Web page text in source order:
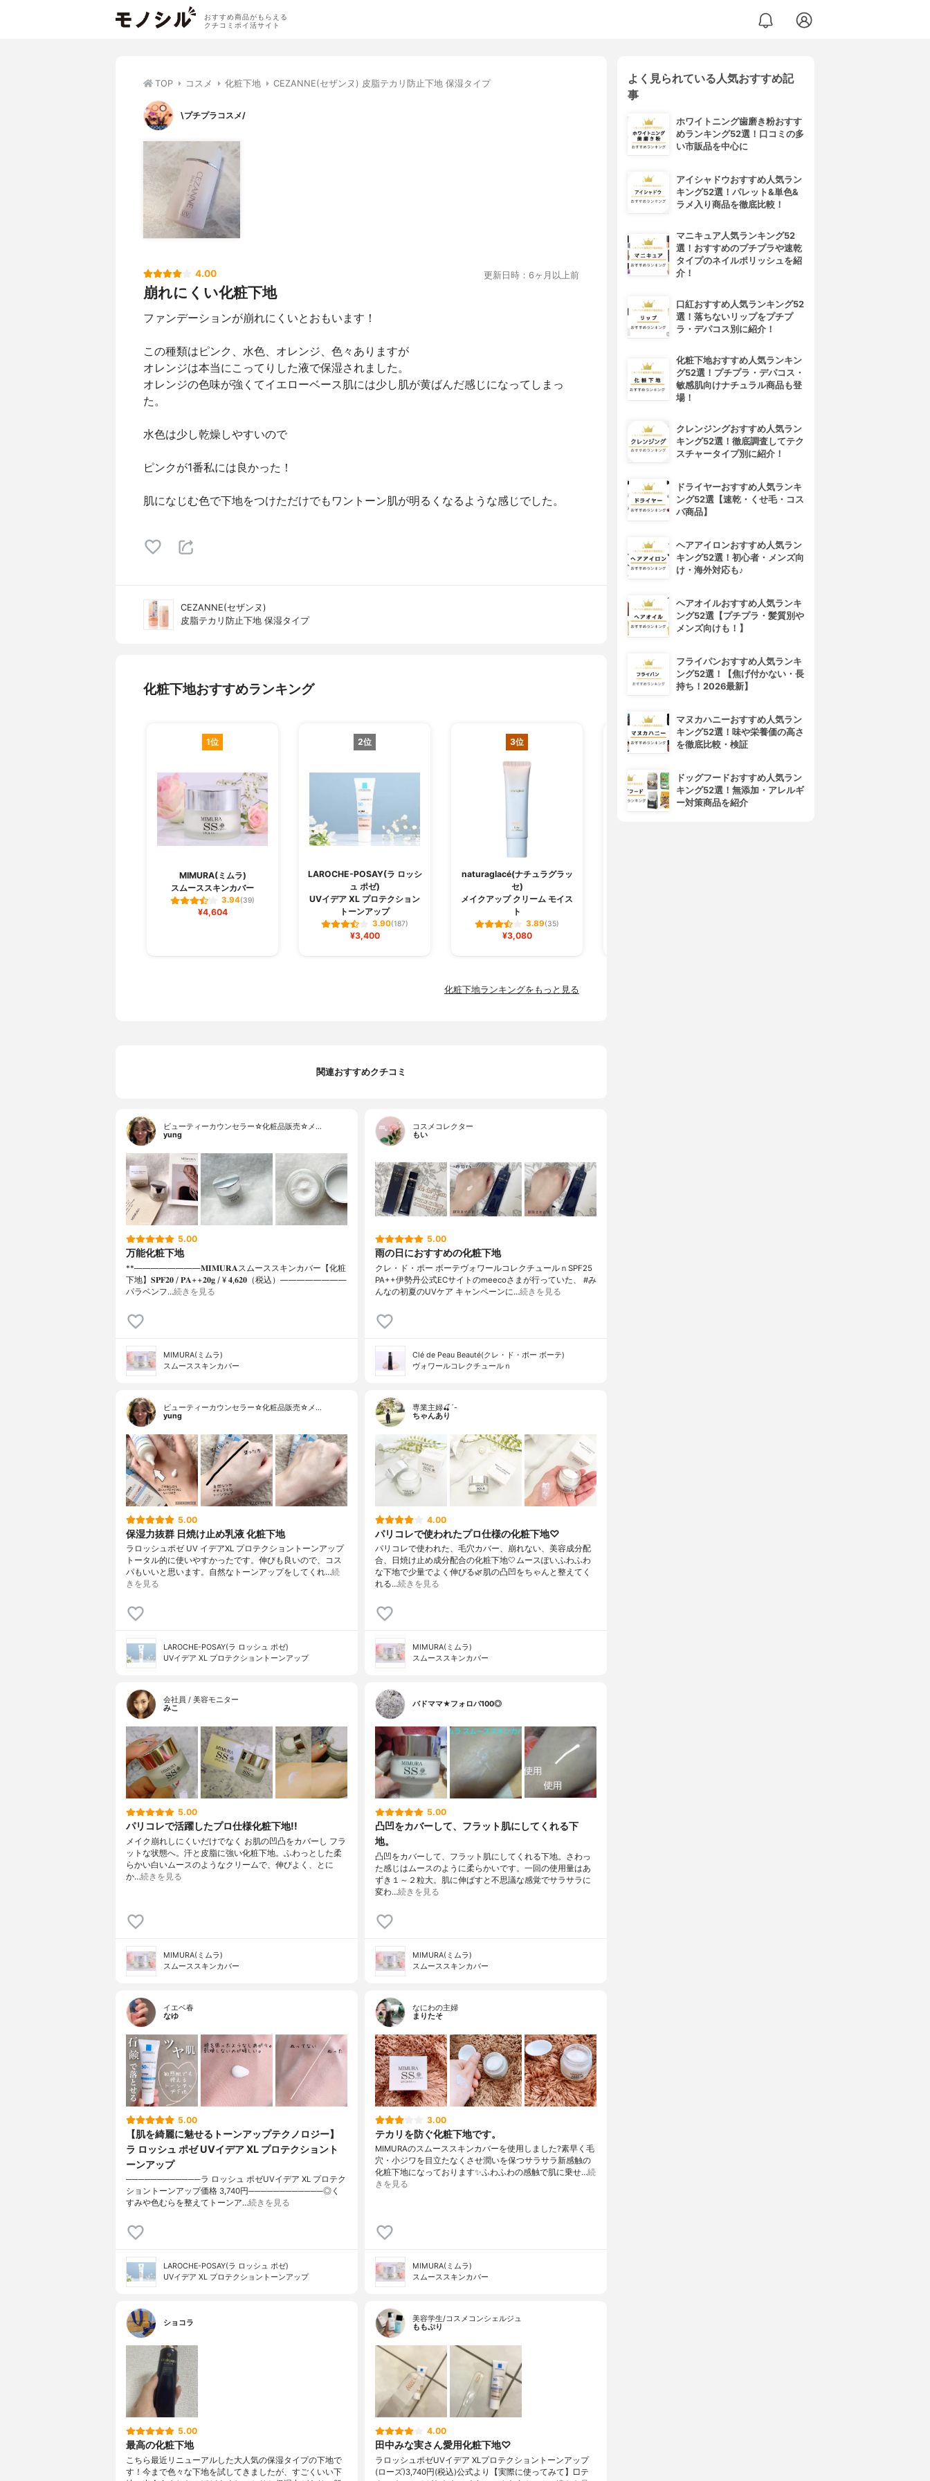
おすすめ商品がもらえる
クチコミポイ活サイト
TOP コスメ 化粧下地 CEZANNE(セザンヌ) 皮脂テカリ防止下地 保湿タイプ
\プチプラコスメ/
4.00 更新日時：6ヶ月以上前
崩れにくい化粧下地
ファンデーションが崩れにくいとおもいます！
この種類はピンク、水色、オレンジ、色々ありますが
オレンジは本当にこってりした液で保湿されました。
オレンジの色味が強くてイエローベース肌には少し肌が黄ばんだ感じになってしまっ
た。
水色は少し乾燥しやすいので
ピンクが1番私には良かった！
肌になじむ色で下地をつけただけでもワントーン肌が明るくなるような感じでした。
CEZANNE(セザンヌ)
皮脂テカリ防止下地 保湿タイプ
化粧下地おすすめランキング
1位
MIMURA(ミムラ)
スムーススキンカバー
3.94(39)
¥4,604
2位
LAROCHE-POSAY(ラ ロッシ
ュ ポゼ)
UVイデア XL プロテクション
トーンアップ
3.90(187)
¥3,400
3位
naturaglacé(ナチュラグラッ
セ)
メイクアップ クリーム モイス
ト
3.89(35)
¥3,080
4位
化粧下地ランキングをもっと見る
関連おすすめクチコミ
ビューティーカウンセラー☆化粧品販売☆メ…
yung
5.00
万能化粧下地
**⁡⁡⁡————————⁡𝐌𝐈𝐌𝐔𝐑𝐀スムーススキンカバー【化粧
下地】𝐒𝐏𝐅𝟐𝟎 / 𝐏𝐀++⁡𝟐𝟎𝐠 / ¥ 𝟒,𝟔𝟐𝟎（税込）⁡————————
パラベンフ…続きを見る
MIMURA(ミムラ)
スムーススキンカバー
コスメコレクター
もい
5.00
雨の日におすすめの化粧下地
クレ・ド・ポー ボーテヴォワールコレクチュールｎSPF25
PA++伊勢丹公式ECサイトのmeecoさまが行っていた、 #み
んなの初夏のUVケア キャンペーンに…続きを見る
Clé de Peau Beauté(クレ・ド・ポー ボーテ)
ヴォワールコレクチュールｎ
ビューティーカウンセラー☆化粧品販売☆メ…
yung
5.00
保湿力抜群 日焼け止め乳液 化粧下地
ラロッシュポゼ UV イデアXL プロテクショントーンアップ
トータル的に使いやすかったです。伸びも良いので、コス
パもいいと思います。自然なトーンアップをしてくれ…続
きを見る
LAROCHE-POSAY(ラ ロッシュ ポゼ)
UVイデア XL プロテクショントーンアップ
専業主婦🍒´-
ちゃんあり
4.00
パリコレで使われたプロ仕様の化粧下地♡
パリコレで使われた、毛穴カバー、崩れない、美容成分配
合、日焼け止め成分配合の化粧下地🤍ムースぽいふわふわ
な下地で少量でよく伸びる🌿肌の凸凹をちゃんと整えてく
れる…続きを見る
MIMURA(ミムラ)
スムーススキンカバー
会社員 / 美容モニター
みこ
5.00
パリコレで活躍したプロ仕様化粧下地!!
メイク崩れしにくいだけでなく お肌の凹凸をカバーし フラ
ットな状態へ。汗と皮脂に強い化粧下地。ふわっとした柔
らかい白いムースのようなクリームで、伸びよく、とに
か…続きを見る
MIMURA(ミムラ)
スムーススキンカバー
バドママ★フォロバ100◎
5.00
凸凹をカバーして、フラット肌にしてくれる下
地。
凸凹をカバーして、フラット肌にしてくれる下地。さわっ
た感じはムースのように柔らかいです。一回の使用量はあ
ずき１～２粒大。肌に伸ばすと不思議な感覚でサラサラに
変わ…続きを見る
MIMURA(ミムラ)
スムーススキンカバー
イエベ春
なゆ
5.00
【肌を綺麗に魅せるトーンアップテクノロジー】
ラ ロッシュ ポゼ UVイデア XL プロテクショント
ーンアップ
────────────ラ ロッシュ ポゼUVイデア XL プロテク
ショントーンアップ価格 3,740円────────────◎く
すみや色むらを整えてトーンア…続きを見る
LAROCHE-POSAY(ラ ロッシュ ポゼ)
UVイデア XL プロテクショントーンアップ
なにわの主婦
まりたそ
3.00
テカリを防ぐ化粧下地です。
MIMURAのスムーススキンカバーを使用しました?素早く毛
穴・小ジワを目立たなくさせ潤いを保つサラサラ新感触の
化粧下地になっております✨ふわふわの感触で肌に乗せ…続
きを見る
MIMURA(ミムラ)
スムーススキンカバー
ショコラ
5.00
最高の化粧下地
こちら最近リニューアルした大人気の保湿タイプの下地で
す！今まで色々な下地を試してきましたが、すごくいい下
美容学生/コスメコンシェルジュ
ももぷり
4.00
田中みな実さん愛用化粧下地♡
ラロッシュポゼUVイデア XLプロテクショントーンアップ
(ローズ)3,740円(税込)公式より【実際に使ってみて】□テ
よく見られている人気おすすめ記
事
ホワイトニング歯磨き粉おすす
めランキング52選！口コミの多
い市販品を中心に
アイシャドウおすすめ人気ラン
キング52選！パレット&単色&
ラメ入り商品を徹底比較！
マニキュア人気ランキング52
選！おすすめのプチプラや速乾
タイプのネイルポリッシュを紹
介！
口紅おすすめ人気ランキング52
選！落ちないリップをプチプ
ラ・デパコス別に紹介！
化粧下地おすすめ人気ランキン
グ52選！プチプラ・デパコス・
敏感肌向けナチュラル商品も登
場！
クレンジングおすすめ人気ラン
キング52選！徹底調査してテク
スチャータイプ別に紹介！
ドライヤーおすすめ人気ランキ
ング52選【速乾・くせ毛・コス
パ商品】
ヘアアイロンおすすめ人気ラン
キング52選！初心者・メンズ向
け・海外対応も♪
ヘアオイルおすすめ人気ランキ
ング52選【プチプラ・髪質別や
メンズ向けも！】
フライパンおすすめ人気ランキ
ング52選！【焦げ付かない・長
持ち！2026最新】
マヌカハニーおすすめ人気ラン
キング52選！味や栄養価の高さ
を徹底比較・検証
ドッグフードおすすめ人気ラン
キング52選！無添加・アレルギ
ー対策商品を紹介